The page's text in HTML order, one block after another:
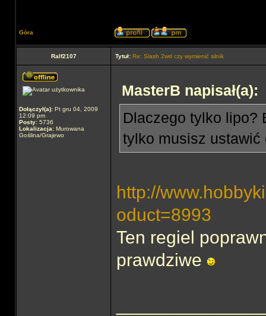
Góra
Ralf2107 Tytuł: Re: Slash 2wd czy wymienić silnik
Dołączył(a): Pt gru 04, 2009
12:09 pm
Posty: 5736
Lokalizacja: Murowana
Goślina/Grajewo
MasterB napisał(a):
Dlaczego tylko lipo?
tylko musisz
http://
oduct=8993
Ten regiel
prawdziwe